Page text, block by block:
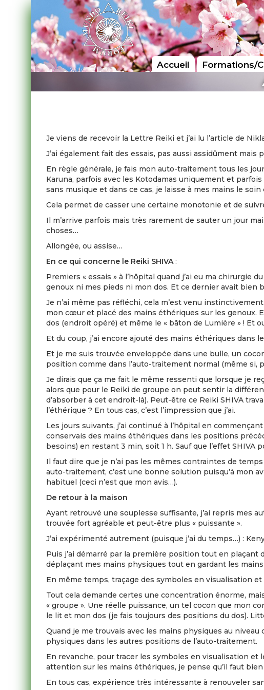
Accueil Formations/
Je viens de recevoir la Lettre Reiki et j’ai lu l’article de
J’ai également fait des essais, pas aussi assidûment
En règle générale, je fais mon auto-traitement tous les
Karuna, parfois avec les Kotodamas uniquement et
sans musique et dans ce cas, je laisse à mes mains le
Cela permet de casser une certaine monotonie et de
Il m’arrive parfois mais très rarement de sauter un jour
choses…
Allongée, ou assise…
En ce qui concerne le Reiki SHIVA:
Premiers « essais » à l’hôpital quand j’ai eu ma chirurgie
genoux ni mes pieds ni mon dos. Et ce dernier avait bien
Je n’ai même pas réfléchi, cela m’est venu
mon cœur et placé des mains éthériques sur les genoux.
dos (endroit opéré) et même le « bâton de Lumière » ! Et
Et du coup, j’ai encore ajouté des mains éthériques dans
Et je me suis trouvée enveloppée dans une bulle, un
position comme dans l’auto-traitement normal (même si,
Je dirais que ça me fait le même ressenti que lorsque je
alors que pour le Reiki de groupe on peut sentir la
d’absorber à cet endroit-là). Peut-être ce Reiki SHIVA
l’éthérique ? En tous cas, c’est l’impression que j’ai.
Les jours suivants, j’ai continué à l’hôpital en
conservais des mains éthériques dans les positions
besoins) en restant 3 min, soit 1 h. Sauf que l’effet SHIVA
Il faut dire que je n’ai pas les mêmes contraintes de
auto-traitement, c’est une bonne solution puisqu’à mon
habituel (ceci n’est que mon avis…).
De retour à la maison
Ayant retrouvé une souplesse suffisante, j’ai repris mes
trouvée fort agréable et peut-être plus « puissante ».
J’ai expérimenté autrement (puisque j’ai du temps…) :
Puis j’ai démarré par la première position tout en
déplaçant mes mains physiques tout en gardant les
En même temps, traçage des symboles en visualisation
Tout cela demande certes une concentration énorme,
« groupe ». Une réelle puissance, un tel cocon que mon
le lit et mon dos (je fais toujours des positions du dos).
Quand je me trouvais avec les mains physiques au niveau
physiques dans les autres positions de l’auto-traitement.
En revanche, pour tracer les symboles en visualisation
attention sur les mains éthériques, je pense qu’il faut
En tous cas, expérience très intéressante à renouveler